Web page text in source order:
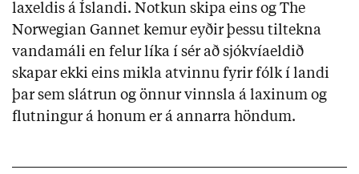
laxeldis á Íslandi. Notkun skipa eins og The
Norwegian Gannet kemur eyðir þessu tiltekna
vandamáli en felur líka í sér að sjókvíaeldið
skapar ekki eins mikla atvinnu fyrir fólk í landi
þar sem slátrun og önnur vinnsla á laxinum og
flutningur á honum er á annarra höndum.